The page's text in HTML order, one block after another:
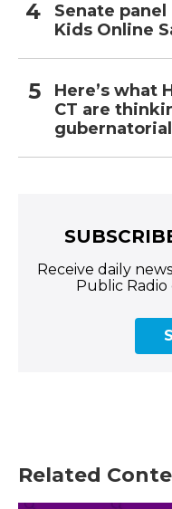
Senate
Kids Online
Here’s what
CT are
Receive daily
Public
Related